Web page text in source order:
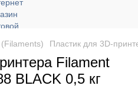
Пластик для 3D-
Filament
BLACK 0,5 кг